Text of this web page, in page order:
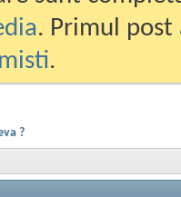
. Primul
.
?